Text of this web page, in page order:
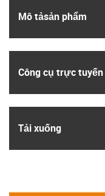
Mô tả­sản phẩm
Công cụ trực tuyến
Tải xuống